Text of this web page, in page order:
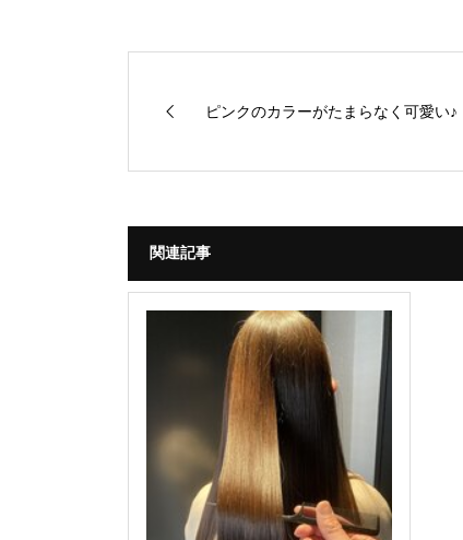
ピンクのカラーがたまらなく可愛い♪
関連記事